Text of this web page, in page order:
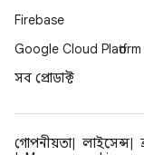
Firebase
Google Cloud Platform
সব প্রোডাক্ট
গোপনীয়তা লাইসেন্স